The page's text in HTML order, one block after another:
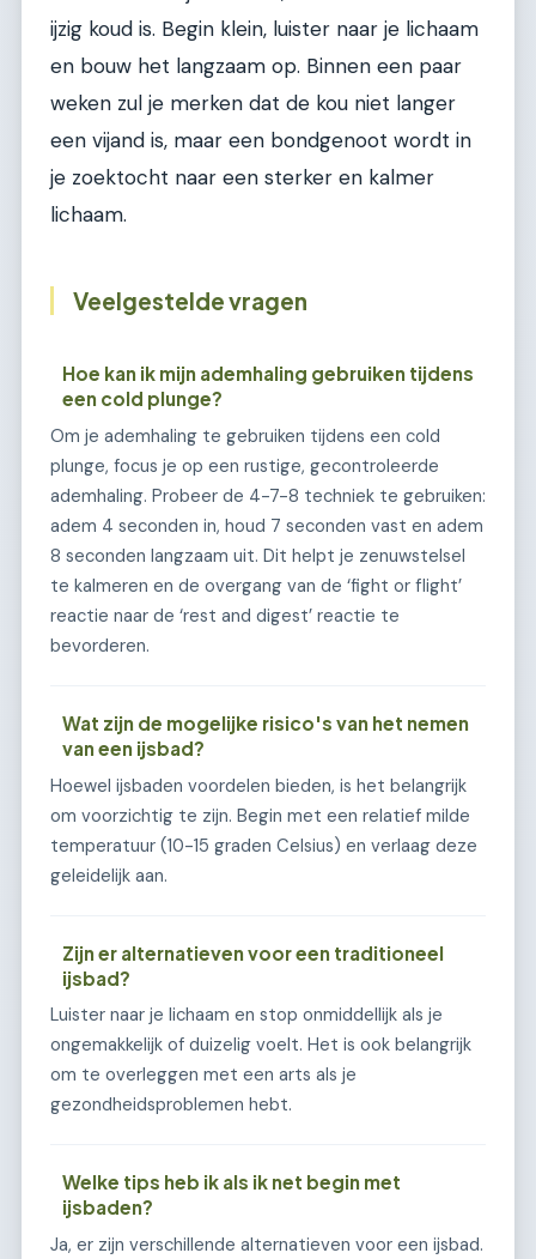
ijzig koud is. Begin klein, luister naar je lichaam
en bouw het langzaam op. Binnen een paar
weken zul je merken dat de kou niet langer
een vijand is, maar een bondgenoot wordt in
je zoektocht naar een sterker en kalmer
lichaam.
Veelgestelde vragen
Hoe kan ik mijn ademhaling gebruiken tijdens
een cold plunge?
Om je ademhaling te gebruiken tijdens een cold
plunge, focus je op een rustige, gecontroleerde
ademhaling. Probeer de 4-7-8 techniek te gebruiken:
adem 4 seconden in, houd 7 seconden vast en adem
8 seconden langzaam uit. Dit helpt je zenuwstelsel
te kalmeren en de overgang van de ‘fight or flight’
reactie naar de ‘rest and digest’ reactie te
bevorderen.
Wat zijn de mogelijke risico's van het nemen
van een ijsbad?
Hoewel ijsbaden voordelen bieden, is het belangrijk
om voorzichtig te zijn. Begin met een relatief milde
temperatuur (10-15 graden Celsius) en verlaag deze
geleidelijk aan.
Zijn er alternatieven voor een traditioneel
ijsbad?
Luister naar je lichaam en stop onmiddellijk als je
ongemakkelijk of duizelig voelt. Het is ook belangrijk
om te overleggen met een arts als je
gezondheidsproblemen hebt.
Welke tips heb ik als ik net begin met
ijsbaden?
Ja, er zijn verschillende alternatieven voor een ijsbad.